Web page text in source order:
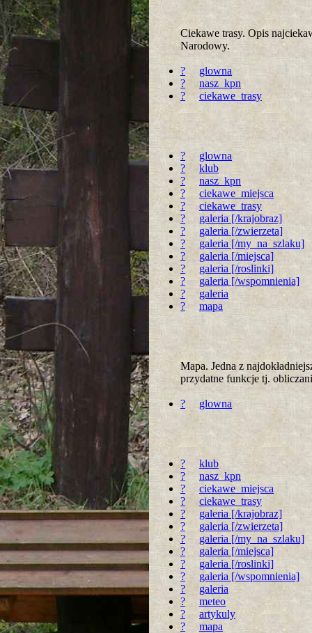
Ciekawe trasy. Opis
Narodowy.
?
glowna
?
nasz_kpn
?
ciekawe_trasy
?
glowna
?
klub
?
nasz_kpn
?
ciekawe_miejsca
?
ciekawe_trasy
?
galeria [/krajobraz]
?
galeria [/zwierzeta]
?
galeria [/my_na_szlaku]
?
galeria [/miejsca]
?
galeria [/roslinki]
?
galeria [/wspomnienia]
?
galeria
?
mapa
Mapa. Jedna z
przydatne funkcje tj.
? glowna
?
klub
?
nasz_kpn
?
ciekawe_miejsca
?
ciekawe_trasy
?
galeria [/krajobraz]
?
galeria [/zwierzeta]
?
galeria [/my_na_szlaku]
?
galeria [/miejsca]
?
galeria [/roslinki]
?
galeria [/wspomnienia]
?
galeria
?
meteo
?
artykuly
?
mapa